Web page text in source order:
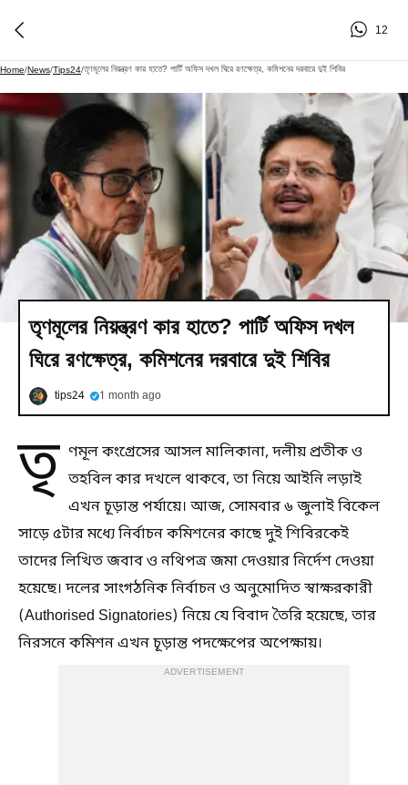
12
Home/News/Tips24/তৃণমূলের নিয়ন্ত্রণ কার হাতে? পার্টি অফিস দখল ঘিরে রণক্ষেত্র, কমিশনের দরবারে দুই শিবির
তৃণমূলের নিয়ন্ত্রণ কার হাতে? পার্টি অফিস দখল
ঘিরে রণক্ষেত্র, কমিশনের দরবারে দুই শিবির
tips24 1 month ago
তৃ ণমূল কংগ্রেসের আসল মালিকানা, দলীয় প্রতীক ও
তহবিল কার দখলে থাকবে, তা নিয়ে আইনি লড়াই
এখন চূড়ান্ত পর্যায়ে। আজ, সোমবার ৬ জুলাই বিকেল
সাড়ে ৫টার মধ্যে নির্বাচন কমিশনের কাছে দুই শিবিরকেই
তাদের লিখিত জবাব ও নথিপত্র জমা দেওয়ার নির্দেশ দেওয়া
হয়েছে। দলের সাংগঠনিক নির্বাচন ও অনুমোদিত স্বাক্ষরকারী
(Authorised Signatories) নিয়ে যে বিবাদ তৈরি হয়েছে, তার
নিরসনে কমিশন এখন চূড়ান্ত পদক্ষেপের অপেক্ষায়।
ADVERTISEMENT